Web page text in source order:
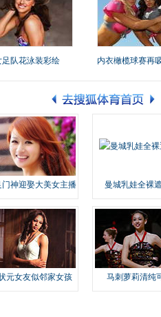
足队花泳装彩绘 内衣橄榄球赛再
门神迎娶大美女主播 曼城乳娃全裸
元女友似邻家女孩 马刺萝莉清纯